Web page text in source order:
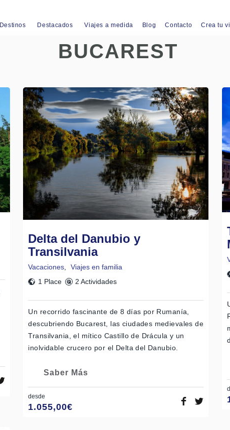
Destinos Destacados Viajes a medida Blog Contacto Crea tu
BUCAREST
Delta del Danubio y
Transilvania
Vacaciones
Viajes en familia
1 Place
2 Actividades
Un recorrido fascinante de 8 días por Rumanía,
descubriendo Bucarest, las ciudades medievales de
Transilvania, el mítico Castillo de Drácula y un
inolvidable crucero por el Delta del Danubio.
Saber Más
desde
1.055,00€